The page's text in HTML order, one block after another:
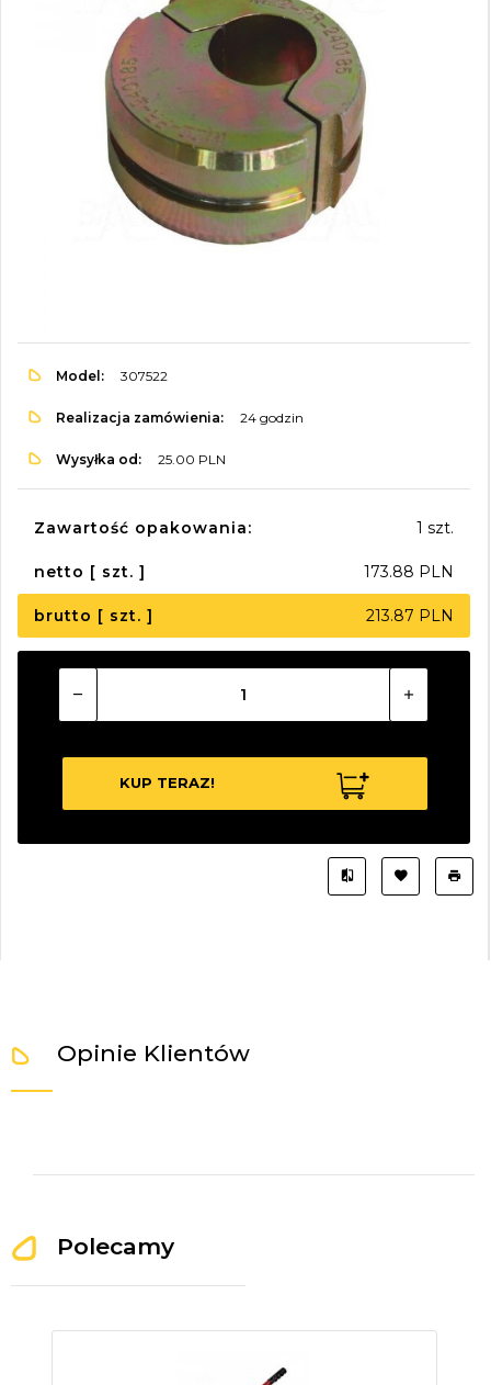
Model: 307522
Realizacja zamówienia: 24 godzin
Wysyłka od: 25.00 PLN
Zawartość opakowania: 1 szt.
netto [ szt. ] 173.88 PLN
brutto [ szt. ] 213.87 PLN
KUP TERAZ!
Opinie Klientów
Polecamy